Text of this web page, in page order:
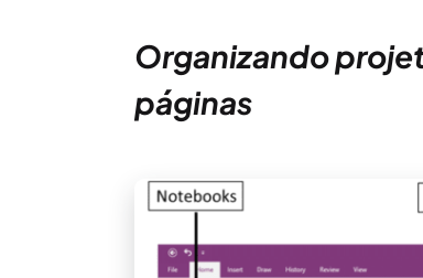
Organizando
páginas